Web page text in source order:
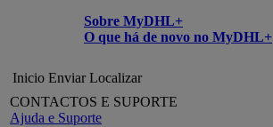
Sobre MyDHL+
O que há de novo no MyDHL+
Inicio Enviar Localizar
CONTACTOS E SUPORTE
Ajuda e Suporte